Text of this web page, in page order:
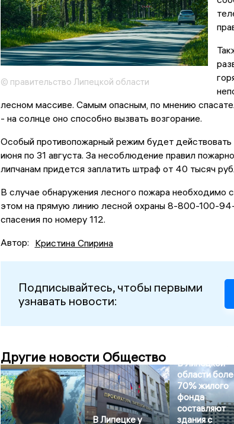
© правительство Липецкой области
лесном массиве. Самым опасным, по мнению
- на солнце оно способно вызвать возгорание.
Особый противопожарный режим будет действовать
июня по 31 августа. За несоблюдение правил
липчанам придется заплатить штраф от 40 тысяч
В случае обнаружения лесного пожара необходимо
этом на прямую линию лесной охраны 8-800-100-
спасения по номеру 112.
Автор: Кристина Спирина
Подписывайтесь, чтобы первыми
узнавать новости:
Другие новости Общество
В Липецке у
В Липецкой
области
70% жилого
фонда
составляют
здания с